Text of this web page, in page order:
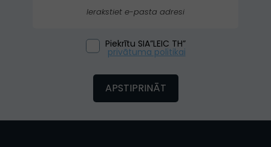
Piekrītu SIA”LEIC TH”
privātuma politikai
APSTIPRINĀT